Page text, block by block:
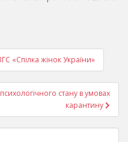
«Спілка жiнок України»
стану в умовах
карантину